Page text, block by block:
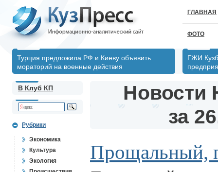
ГЛАВНАЯ
ФОТО
Турция предложила РФ и Киеву объявить
мораторий на военные действия
ГЖИ
В Клуб КП
Рубрики
Экономика
Культура
Экология
Новости
за
Прощальный,